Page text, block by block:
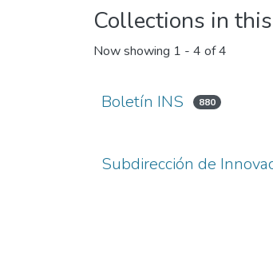
Collections in
Now showing 1 - 4 of 4
Boletín INS 880
Subdirección de